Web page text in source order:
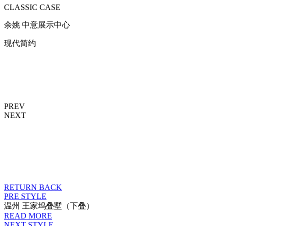
CLASSIC CASE
余姚 中意展示中心
现代简约
PREV
NEXT
RETURN BACK
PRE STYLE
温州 王家坞叠墅（下叠）
READ MORE